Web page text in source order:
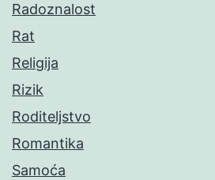
Radoznalost
Rat
Religija
Rizik
Roditeljstvo
Romantika
Samoća